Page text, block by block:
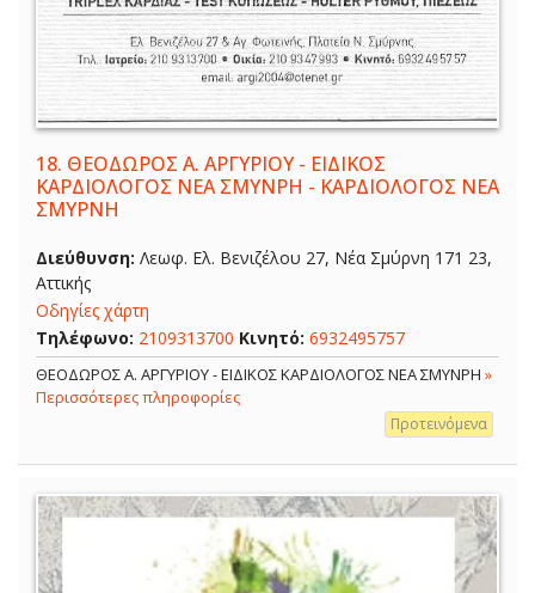
18. ΘΕΟΔΩΡΟΣ Α. ΑΡΓΥΡΙΟΥ - ΕΙΔΙΚΟΣ
ΚΑΡΔΙΟΛΟΓΟΣ ΝΕΑ ΣΜΥΝΡΗ - ΚΑΡΔΙΟΛΟΓΟΣ ΝΕΑ
ΣΜΥΡΝΗ
Διεύθυνση: Λεωφ. Ελ. Βενιζέλου 27, Νέα Σμύρνη 171 23,
Αττικής
Οδηγίες χάρτη
Τηλέφωνο: 2109313700 Κινητό: 6932495757
ΘΕΟΔΩΡΟΣ Α. ΑΡΓΥΡΙΟΥ - ΕΙΔΙΚΟΣ ΚΑΡΔΙΟΛΟΓΟΣ ΝΕΑ ΣΜΥΝΡΗ »
Περισσότερες πληροφορίες
Προτεινόμενα